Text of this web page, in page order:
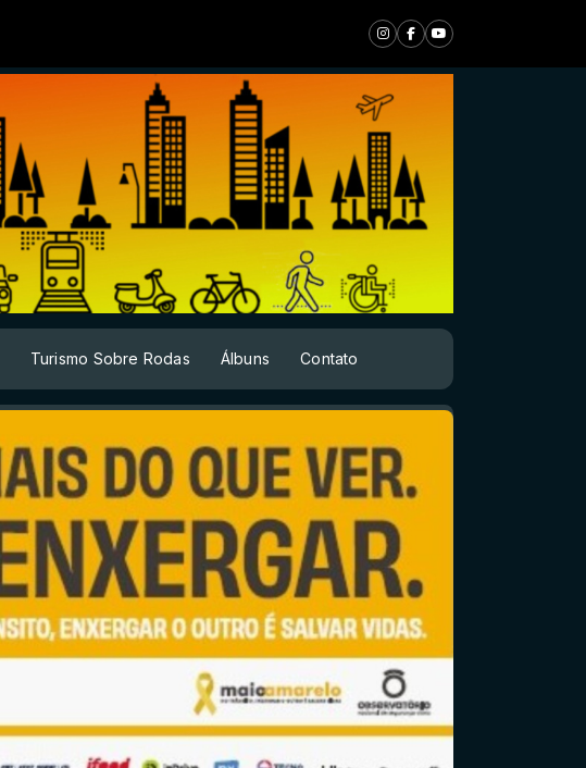
Turismo Sobre Rodas Álbuns Contato